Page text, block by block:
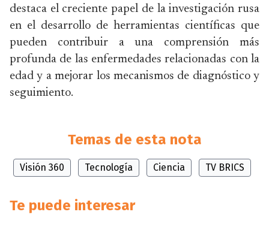
destaca el creciente papel de la investigación rusa
en el desarrollo de herramientas científicas que
pueden contribuir a una comprensión más
profunda de las enfermedades relacionadas con la
edad y a mejorar los mecanismos de diagnóstico y
seguimiento.
Temas de esta nota
Visión 360 Tecnología Ciencia TV BRICS
Te puede interesar